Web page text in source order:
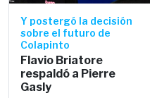
Y postergó la decisión
sobre el futuro de
Colapinto
Flavio Briatore
respaldó a Pierre
Gasly